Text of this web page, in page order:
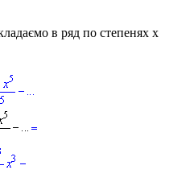
в ряд по степенях x